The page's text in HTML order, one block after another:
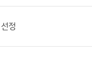
정